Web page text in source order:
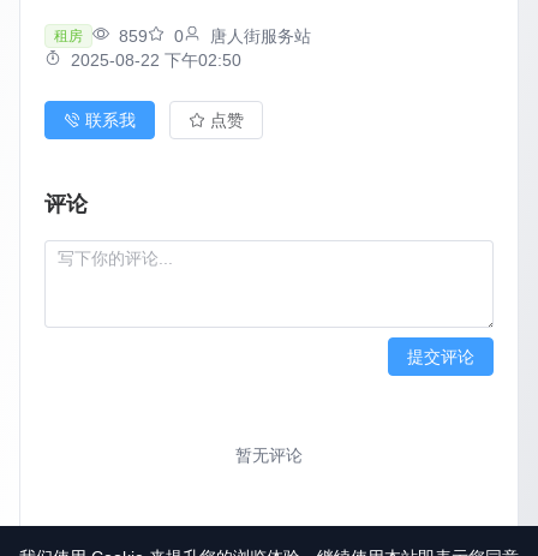
租房 859 0
唐人街服务站
2025-08-22 下午02:50
联系我 点赞
评论
提交评论
暂无评论